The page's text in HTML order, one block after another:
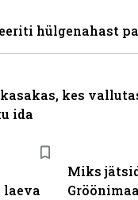
Miks
hülgenahast
kes
ida